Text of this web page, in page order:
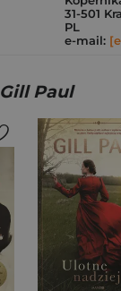
31-501
PL
e-mail:
Gill Paul